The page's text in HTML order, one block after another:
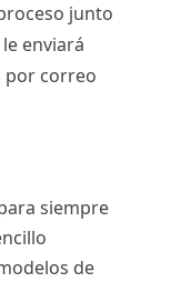
junto
enviará
por correo
siempre
de